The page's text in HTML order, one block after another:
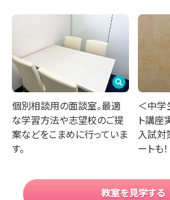
個別相談用の面談室。最適
な学習方法や志望校のご提
案などをこまめに行っていま
す。
＜中学
ト講座
入試対
ートも！
教室を見学する